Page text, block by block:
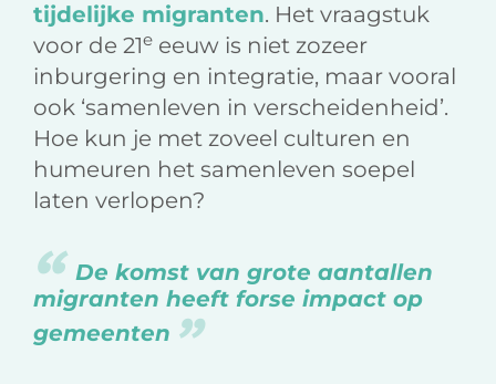
tijdelijke migranten. Het vraagstuk
voor de 21e eeuw is niet zozeer
inburgering en integratie, maar vooral
ook ‘samenleven in verscheidenheid’.
Hoe kun je met zoveel culturen en
humeuren het samenleven soepel
laten verlopen?
De komst van grote aantallen
migranten heeft forse impact op
gemeenten